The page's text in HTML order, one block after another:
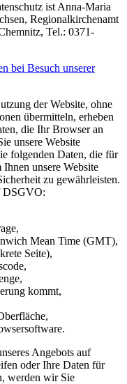
ist Anna-Maria
Regionalkirchenamt
Tel.: 0371-
bei Besuch unserer
der Website, ohne
übermitteln, erheben
die Ihr Browser an
unsere Website
folgenden Daten, die für
unsere Website
zu gewährleisten.
DSGVO:
Mean Time (GMT),
Seite),
kommt,
Angebots auf
oder Ihre Daten für
werden wir Sie